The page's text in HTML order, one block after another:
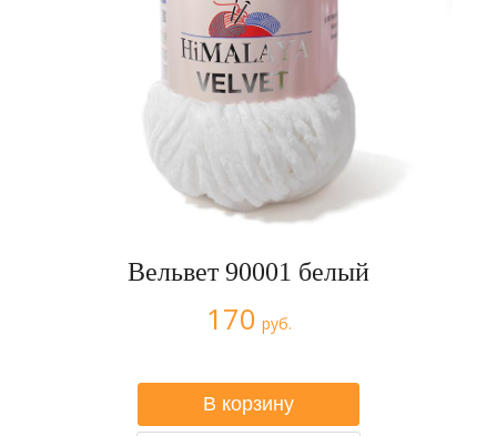
Вельвет 90001 белый
170 руб.